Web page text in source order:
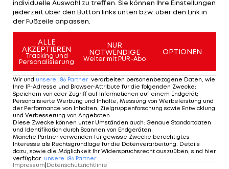
Bruder, ein extrem feiner Fußballer, hat eine gute
Schnelligkeit. Trotzdem ist er über 1,90m groß. Sein
Bruder ist sicher schon weiter als er, auch er hat
das Ziel, weiter zu kommen und dafür sind wir ein
richtig cooler Verein.
LAOLA1:Du klingst mit den getätigten Transfers
sehr zufrieden.
Plassnegger:Der Verein hat das insgesamt sehr
gut gemacht, speziell Sportdirektor Didi Elsneg.
Wir haben super Spieler dazubekommen, von
denen einige bereit sind, den nächsten Schritt zu
individuelle Auswahl zu treffen. Sie können Ihre Einstellungen
jederzeit über den Button links unten bzw. über den Link in
der Fußzeile anpassen.
ALLE
AKZEPTIEREN
Tracking und
Personalisierung
NUR
NOTWENDIGE
Weiter mit PUR-Abo
OPTIONEN
Wir und unsere 186 Partner verarbeiten personenbezogene Daten, wie
Ihre IP-Adresse und Browser-Attribute für die folgenden Zwecke:
Speichern von oder Zugriff auf Informationen auf einem Endgerät;
Personalisierte Werbung und Inhalte, Messung von Werbeleistung und
der Performance von Inhalten, Zielgruppenforschung sowie Entwicklung
und Verbesserung von Angeboten.
Diese Zwecke können unter Umständen auch: Genaue Standortdaten
und Identifikation durch Scannen von Endgeräten.
Manche Partner verwenden für gewisse Zwecke berechtigtes
Interesse als Rechtsgrundlage für die Datenverarbeitung. Details
dazu, sowie die Möglichkeit Ihr Widerspruchsrecht auszuüben, sind hier
verfügbar: unsere 186 Partner
Impressum Datenschutzrichtlinie